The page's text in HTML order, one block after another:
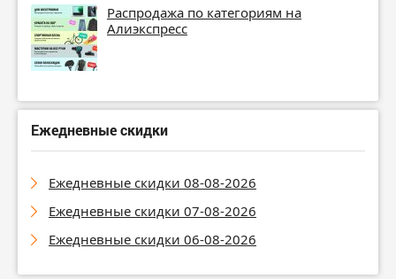
Распродажа по категориям на
Алиэкспресс
Ежедневные скидки
Ежедневные скидки 08-08-2026
Ежедневные скидки 07-08-2026
Ежедневные скидки 06-08-2026